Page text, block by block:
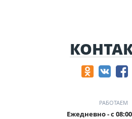
РАБОТАЕМ
Ежедневно - с